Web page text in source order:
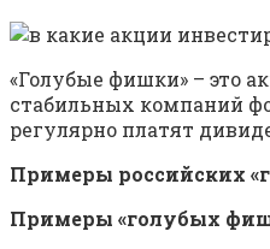
«Голубые фишки» – это
стабильных компаний
регулярно платят
Примеры российских
Примеры «голубых